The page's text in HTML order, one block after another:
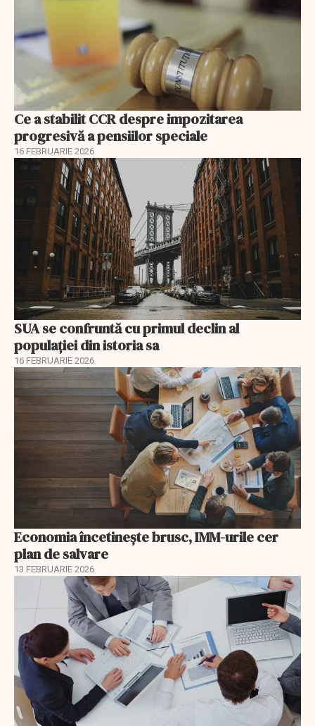
Ce a stabilit CCR despre impozitarea
progresivă a pensiilor speciale
16 FEBRUARIE 2026
SUA se confruntă cu primul declin al
populației din istoria sa
16 FEBRUARIE 2026
Economia încetinește brusc, IMM-urile cer
plan de salvare
13 FEBRUARIE 2026